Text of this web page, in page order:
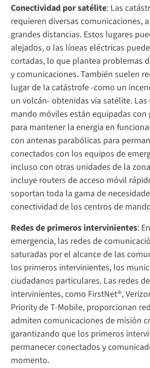
Conectividad por satélite: Las
requieren diversas comunicaciones, a
grandes distancias. Estos lugares
alejados, o las líneas eléctricas
cortadas, lo que plantea problemas
y comunicaciones. También suelen
lugar de la catástrofe -como un
un volcán- obtenidas vía satélite.
mando móviles están equipadas con
para mantener la energía en
con antenas parabólicas para
conectados con los equipos de
incluso con otras unidades de la
incluye routers de acceso móvil
soportan toda la gama de
conectividad de los centros de
Redes de primeros intervinientes:
emergencia, las redes de
saturadas por el alcance de las
los primeros intervinientes, los
ciudadanos particulares. Las redes
intervinientes, como FirstNet®,
Priority de T-Mobile, proporcionan
admiten comunicaciones de misión
garantizando que los primeros
permanecer conectados y
momento.